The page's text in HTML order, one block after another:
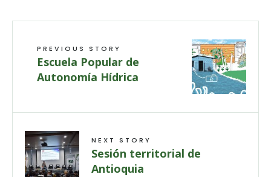
PREVIOUS STORY
Escuela Popular de
Autonomía Hídrica
NEXT STORY
Sesión territorial de
Antioquia